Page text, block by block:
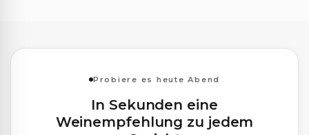
Probiere es heute Abend
In Sekunden eine
Weinempfehlung zu jedem